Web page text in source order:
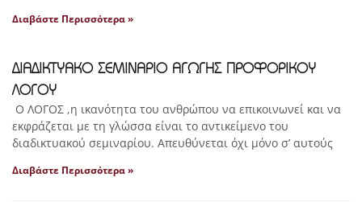
Διαβάστε Περισσότερα »
ΔΙΑΔΙΚΤΥΑΚΟ ΣΕΜΙΝΑΡΙΟ ΑΓΩΓΗΣ ΠΡΟΦΟΡΙΚΟΥ
ΛΟΓΟΥ
Ο ΛΟΓΟΣ ,η ικανότητα του ανθρώπου να επικοινωνεί και να
εκφράζεται με τη γλώσσα είναι το αντικείμενο του
διαδικτυακού σεμιναρίου. Απευθύνεται όχι μόνο σ’ αυτούς
Διαβάστε Περισσότερα »